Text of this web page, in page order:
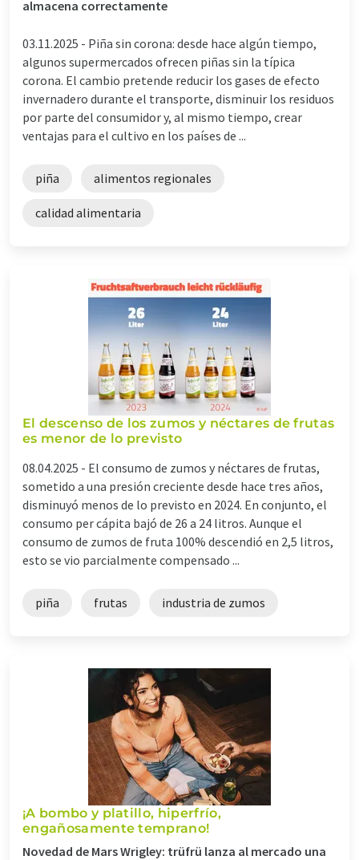
almacena correctamente
03.11.2025 - Piña sin corona: desde hace algún tiempo,
algunos supermercados ofrecen piñas sin la típica
corona. El cambio pretende reducir los gases de efecto
invernadero durante el transporte, disminuir los residuos
por parte del consumidor y, al mismo tiempo, crear
ventajas para el cultivo en los países de ...
piña alimentos regionales
calidad alimentaria
El descenso de los zumos y néctares de frutas
es menor de lo previsto
08.04.2025 - El consumo de zumos y néctares de frutas,
sometido a una presión creciente desde hace tres años,
disminuyó menos de lo previsto en 2024. En conjunto, el
consumo per cápita bajó de 26 a 24 litros. Aunque el
consumo de zumos de fruta 100% descendió en 2,5 litros,
esto se vio parcialmente compensado ...
piña frutas industria de zumos
¡A bombo y platillo, hiperfrío,
engañosamente temprano!
Novedad de Mars Wrigley: trüfrü lanza al mercado una